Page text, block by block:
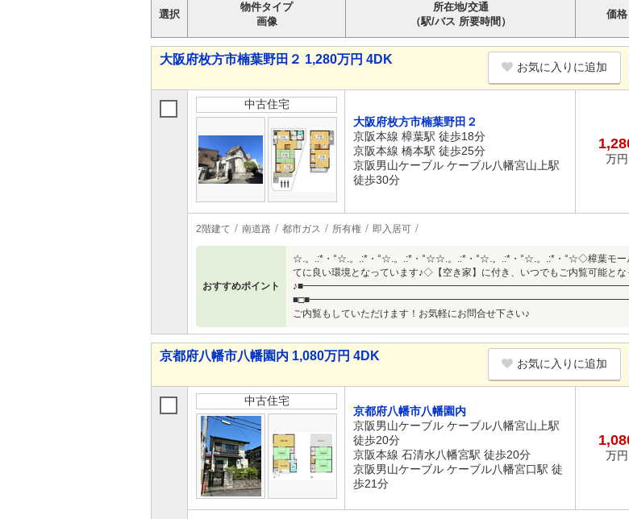
選択
物件タイプ
画像
所在地/交通
（駅/バス 所要時間）
価格
大阪府枚方市楠葉野田２ 1,280万円 4DK
お気に入りに追加
中古住宅
大阪府枚方市楠葉野田２
京阪本線 樟葉駅 徒歩18分
京阪本線 橋本駅 徒歩25分
京阪男山ケーブル ケーブル八幡宮山上駅
徒歩30分
万円
2階建て 南道路 都市ガス 所有権 即入居可
おすすめポイント
☆.。.:*・°☆.。.:*・°☆.。.:*・°☆☆.。.:*・°☆.。.:*・°☆.。.:*・°☆◇樟葉モー
てに良い環境となっています♪◇【空き家】に付き、いつでもご内覧可能とな
♪■━━━━━━━━━━━━━━━━━━━━━━━━━━━━━━━━━━━□■ 【♪
■□■━━━━━━━━━━━━━━━━━━━━━━━━━━━━━━━━━■住宅ローン
ご内覧もしていただけます！お気軽にお問合せ下さい♪
京都府八幡市八幡園内 1,080万円 4DK
お気に入りに追加
中古住宅
京都府八幡市八幡園内
京阪男山ケーブル ケーブル八幡宮山上駅
徒歩20分
京阪本線 石清水八幡宮駅 徒歩20分
京阪男山ケーブル ケーブル八幡宮口駅 徒
歩21分
万円